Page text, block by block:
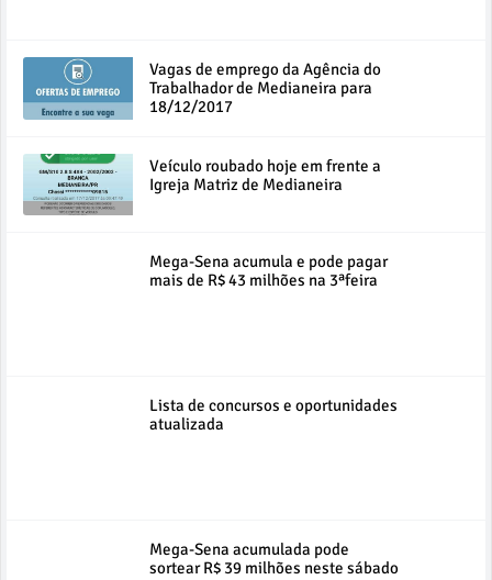
Vagas de emprego da Agência do
Trabalhador de Medianeira para
18/12/2017
Veículo roubado hoje em frente a
Igreja Matriz de Medianeira
Mega-Sena acumula e pode pagar
mais de R$ 43 milhões na 3ªfeira
Lista de concursos e oportunidades
atualizada
Mega-Sena acumulada pode
sortear R$ 39 milhões neste sábado